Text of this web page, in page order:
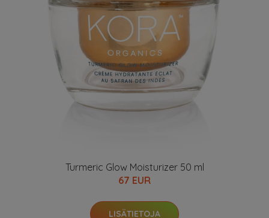
Turmeric Glow Moisturizer 50 ml
67 EUR
LISÄTIETOJA